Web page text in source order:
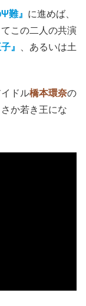
難』 に進めば、
この二人の共演
』
、あるいは土
ドル橋本環奈の
か若き王にな